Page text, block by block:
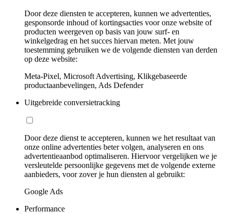
Door deze diensten te accepteren, kunnen we advertenties,
gesponsorde inhoud of kortingsacties voor onze website of
producten weergeven op basis van jouw surf- en
winkelgedrag en het succes hiervan meten. Met jouw
toestemming gebruiken we de volgende diensten van derden
op deze website:
Meta-Pixel, Microsoft Advertising, Klikgebaseerde
productaanbevelingen, Ads Defender
Uitgebreide conversietracking
Door deze dienst te accepteren, kunnen we het resultaat van
onze online advertenties beter volgen, analyseren en ons
advertentieaanbod optimaliseren. Hiervoor vergelijken we je
versleutelde persoonlijke gegevens met de volgende externe
aanbieders, voor zover je hun diensten al gebruikt:
Google Ads
Performance